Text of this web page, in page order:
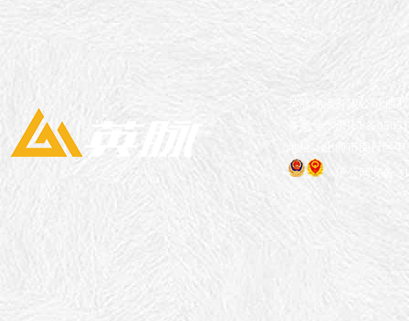
英脉物流有限公司 版
备案号：沪ICP备
沪公网安备